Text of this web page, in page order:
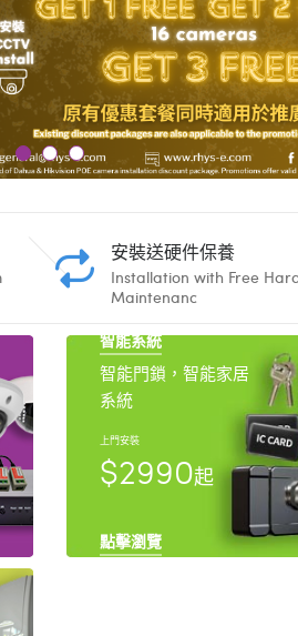
安裝送硬件保養
Installation with Free
Maintenanc
智能系統
智能門鎖，智能家居
系統
上門安裝
$2990起
點擊瀏覽